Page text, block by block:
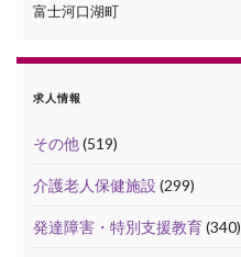
富士河口湖町
求人情報
その他(519)
介護老人保健施設 (299)
発達障害・特別支援教育(340)